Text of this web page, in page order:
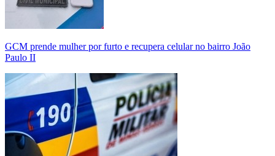
GCM prende mulher por furto e recupera celular no bairro João
Paulo II